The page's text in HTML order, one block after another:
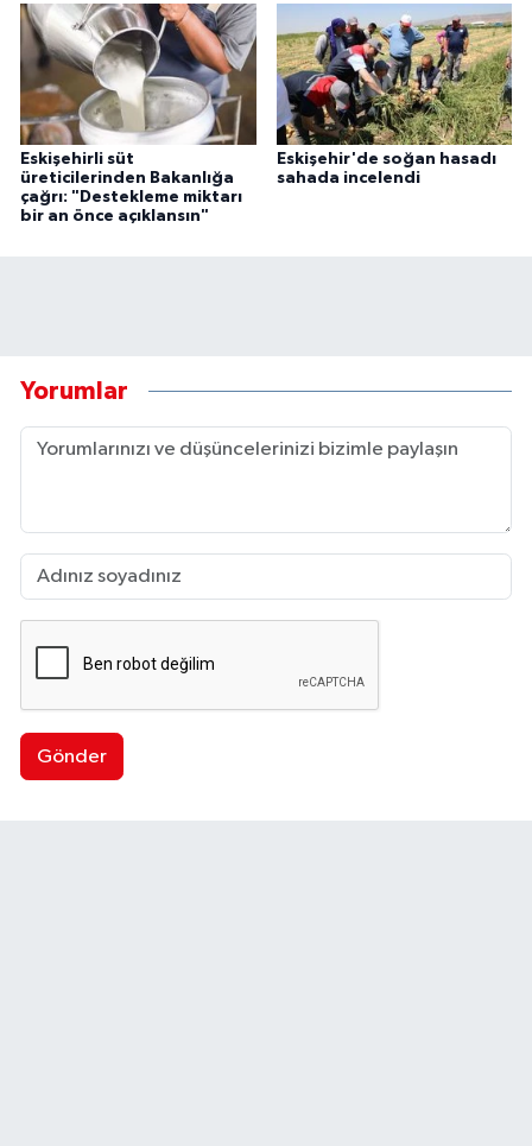
Eskişehirli süt
üreticilerinden Bakanlığa
çağrı: "Destekleme miktarı
bir an önce açıklansın"
Eskişehir'de soğan hasadı
sahada incelendi
Yorumlar
Gönder